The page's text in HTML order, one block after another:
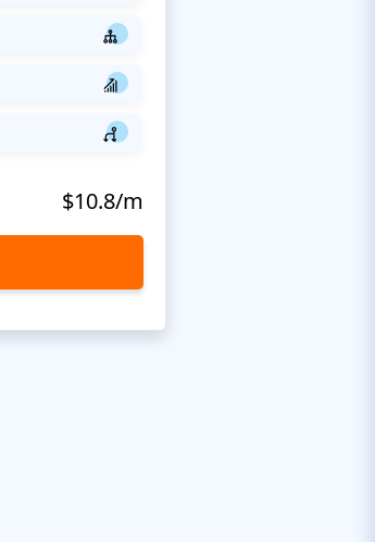
$10.8/m